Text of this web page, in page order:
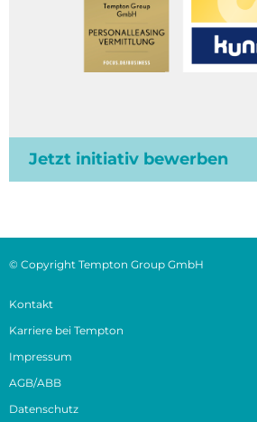
Jetzt initiativ bewerben
© Copyright Tempton Group GmbH
Kontakt
Karriere bei Tempton
Impressum
AGB/ABB
Datenschutz